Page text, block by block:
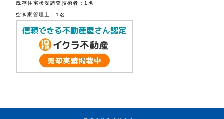
既存住宅状況調査技術者：1名
空き家管理士：1名